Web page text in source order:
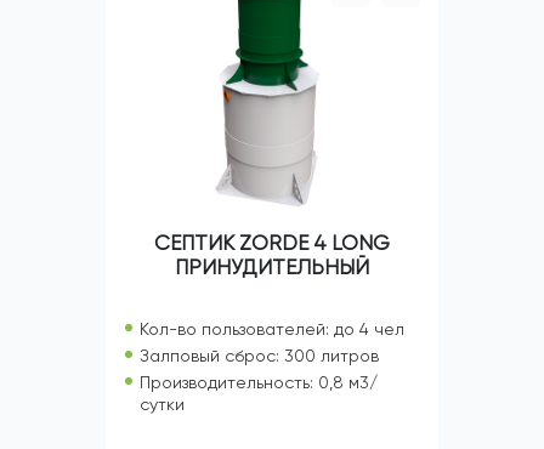
СЕПТИК ZORDE 4 LONG
ПРИНУДИТЕЛЬНЫЙ
Кол-во пользователей: до 4 чел
Залповый сброс: 300 литров
Производительность: 0,8 м3/
сутки